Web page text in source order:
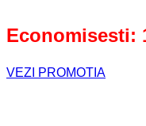
Economisesti:
VEZI PROMOTIA